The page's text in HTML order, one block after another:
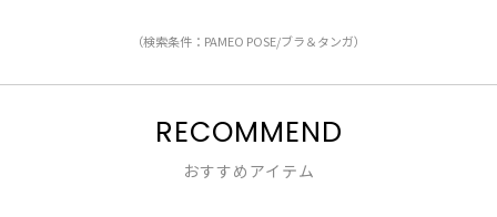
（検索条件：PAMEO POSE/ブラ＆タンガ）
RECOMMEND
おすすめアイテム